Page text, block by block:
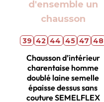
39 42 44 45 47 48
Chausson d’intérieur
charentaise homme
doublé laine semelle
épaisse dessus sans
couture SEMELFLEX